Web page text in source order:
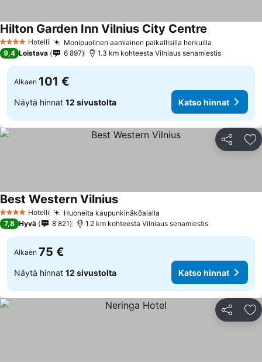
4 Tähtiluokitus
Hotelli Monipuolinen aamiainen paikallisilla herkuilla
Hilton Garden Inn Vilnius City Centre
9,4 Loistava 6 897 1.3 km kohteesta Vilniaus senamiestis
Alkaen 101 €
Näytä hinnat 12 sivustolta Katso hinnat
Jaa
4 Tähtiluokitus
Hotelli Huoneita kaupunkinäköalalla
Best Western VilniusKatso hinnat
7,8 Hyvä 8 821 1.2 km kohteesta Vilniaus senamiestis
Alkaen 75 €
Näytä hinnat 12 sivustolta Katso hinnat
Jaa